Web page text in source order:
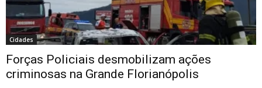
Cidades
Forças Policiais desmobilizam ações
criminosas na Grande Florianópolis